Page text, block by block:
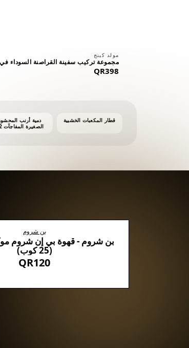
مولد كينج
مجموعة تركيب سفينة القراصنة السوداء
QR398
قطار المكعبات الخشبية
دمية أرنب
الصغيرة المفاجآت S2
بن شروم
بن شروم - قهوة بي إن شروم
(25 كوب)
QR120